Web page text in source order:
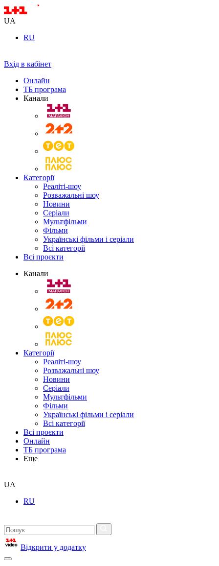
UA
RU
Вхід в кабінет
Онлайн
ТБ програма
Канали
Категорії
Реаліті-шоу
Розважальні шоу
Новини
Серіали
Мультфільми
Фільми
Українські фільми і серіали
Всі категорії
Всі проєкти
Канали
Категорії
Реаліті-шоу
Розважальні шоу
Новини
Серіали
Мультфільми
Фільми
Українські фільми і серіали
Всі категорії
Всі проєкти
Онлайн
ТБ програма
Еще
UA
RU
Відкрити у додатку